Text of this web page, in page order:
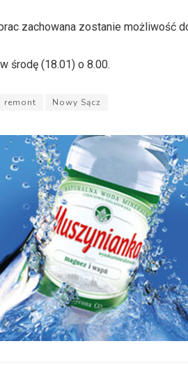
zachowana zostanie możliwość
środę (18.01) o 8.00.
remont Nowy Sącz